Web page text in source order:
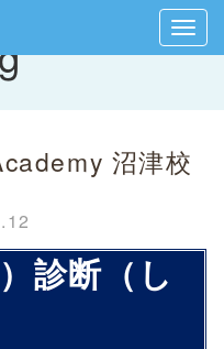
沼津校
診断（し